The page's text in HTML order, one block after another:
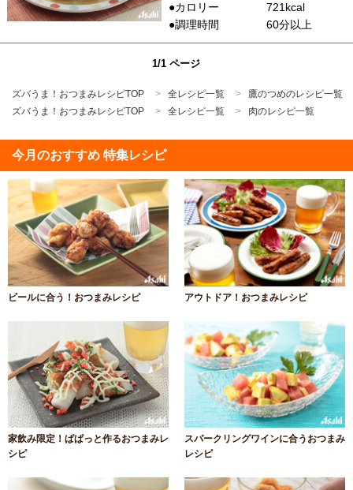
●カロリー
721kcal
●調理時間
60分以上
1/1 ページ
ズバうま！おつまみレシピTOP 全レシピ一覧
鷹のつめのレシピ一覧
ズバうま！おつまみレシピTOP
全レシピ一覧 肉のレシピ一覧
今月のおすすめ 特集レシピ
ビールに合う！おつまみレシピ アウトドア！おつまみレシピ
家飲み限定！ぱぱっと作るおつまみレ
シピ
スパークリングワインに合うおつまみ
レシピ